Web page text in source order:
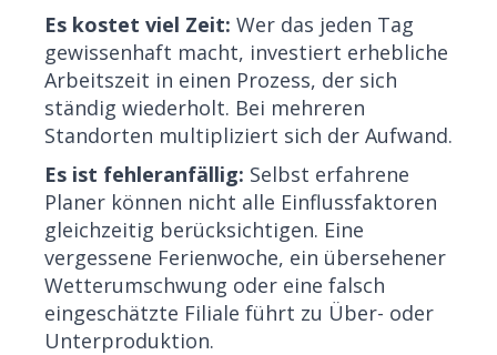
Es kostet viel Zeit: Wer das jeden Tag
gewissenhaft macht, investiert erhebliche
Arbeitszeit in einen Prozess, der sich
ständig wiederholt. Bei mehreren
Standorten multipliziert sich der Aufwand.
Es ist fehleranfällig: Selbst erfahrene
Planer können nicht alle Einflussfaktoren
gleichzeitig berücksichtigen. Eine
vergessene Ferienwoche, ein übersehener
Wetterumschwung oder eine falsch
eingeschätzte Filiale führt zu Über- oder
Unterproduktion.